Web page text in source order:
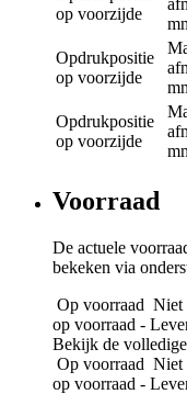
op voorzijde
Opdrukpositie
op voorzijde
Opdrukpositie
op voorzijde
Voorraad
De actuele
bekeken via
Op voorraad Niet
op voorraad -
Bekijk de
Op voorraad Niet
op voorraad -